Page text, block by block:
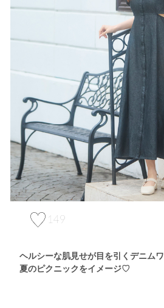
149
ヘルシーな肌見せが目を引くデニム
夏のピクニックをイメージ♡